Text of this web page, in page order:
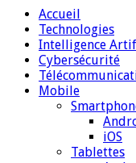
Accueil
Technologies
Intelligence
Cybersécurité
Mobile
iOS
Tablettes